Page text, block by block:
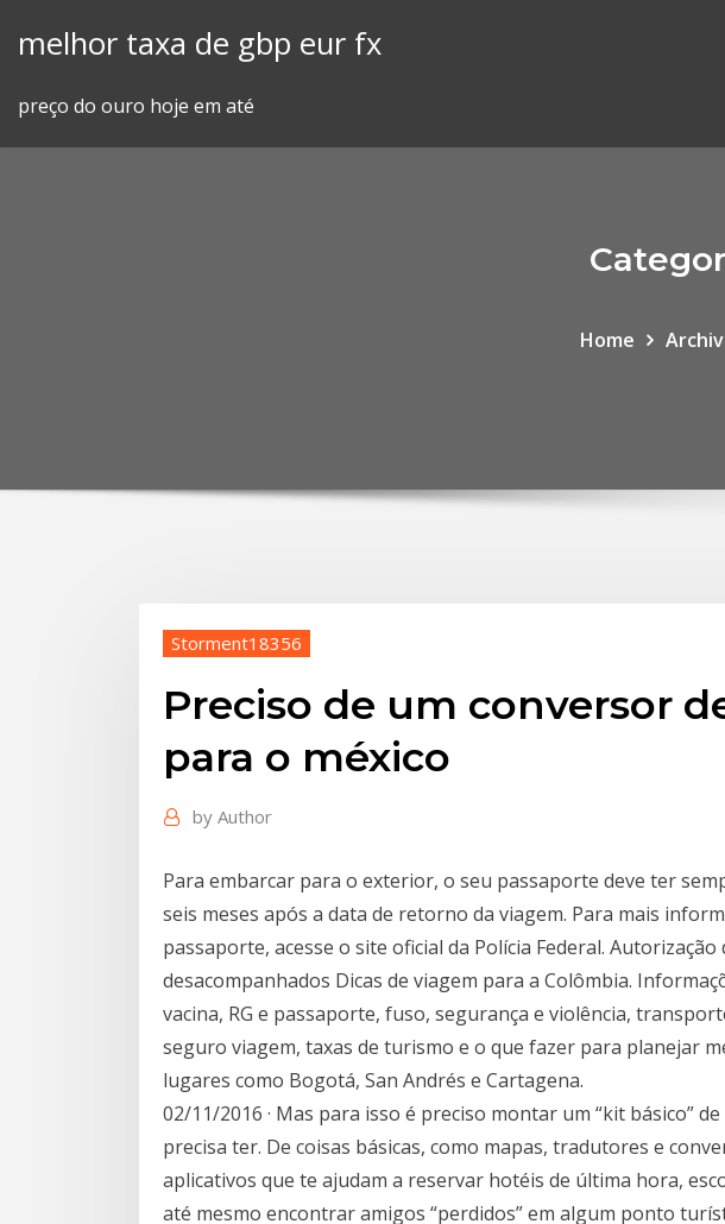
melhor taxa de gbp eur fx
preço do ouro hoje em até
Home
Storment18356
Preciso de um conversor
para o méxico
by Author
Para embarcar para o exterior, o seu passaporte deve ter
seis meses após a data de retorno da viagem. Para mais
passaporte, acesse o site oficial da Polícia Federal.
desacompanhados Dicas de viagem para a Colômbia.
vacina, RG e passaporte, fuso, segurança e violência,
seguro viagem, taxas de turismo e o que fazer para planejar
lugares como Bogotá, San Andrés e Cartagena.
02/11/2016 · Mas para isso é preciso montar um “kit básico”
precisa ter. De coisas básicas, como mapas, tradutores e
aplicativos que te ajudam a reservar hotéis de última hora,
até mesmo encontrar amigos “perdidos” em algum ponto